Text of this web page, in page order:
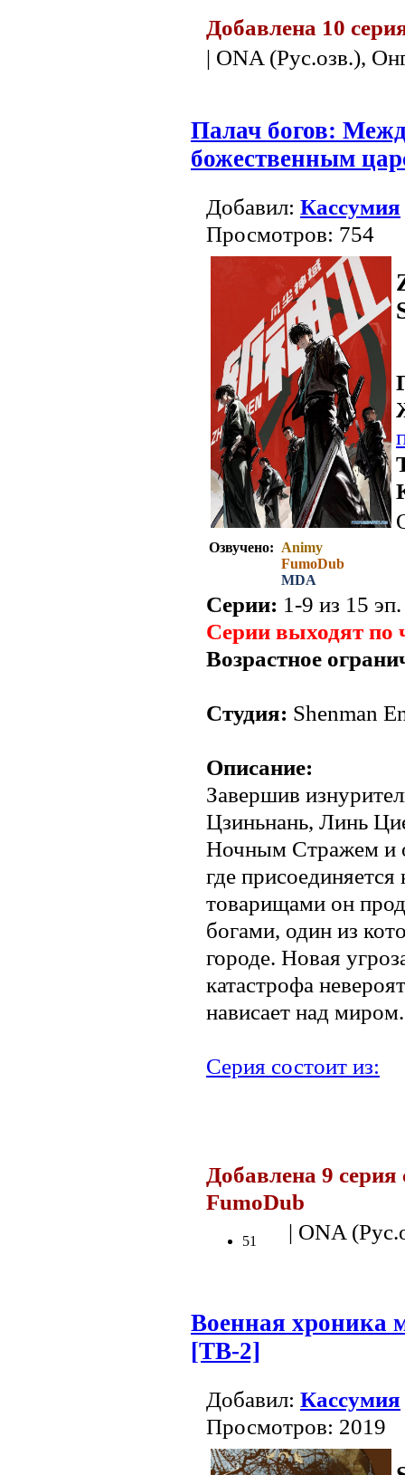
Добавлена 10
| ONA (Рус.озв.),
Палач богов:
божественным
Добавил: Кассумия
Просмотров: 754
Озвучено: Animy
FumoDub
MDA
Серии: 1-9 из 15
Серии выходят по
Возрастное
Студия: Shenman
Описание:
Завершив
Цзиньнань, Линь
Ночным Стражем и
где
товарищами он
богами, один из
городе. Новая
катастрофа
нависает над миром.
Серия состоит из:
Добавлена 9
FumoDub
51 | ONA
Военная хроника
[ТВ-2]
Добавил: Кассумия
Просмотров: 2019